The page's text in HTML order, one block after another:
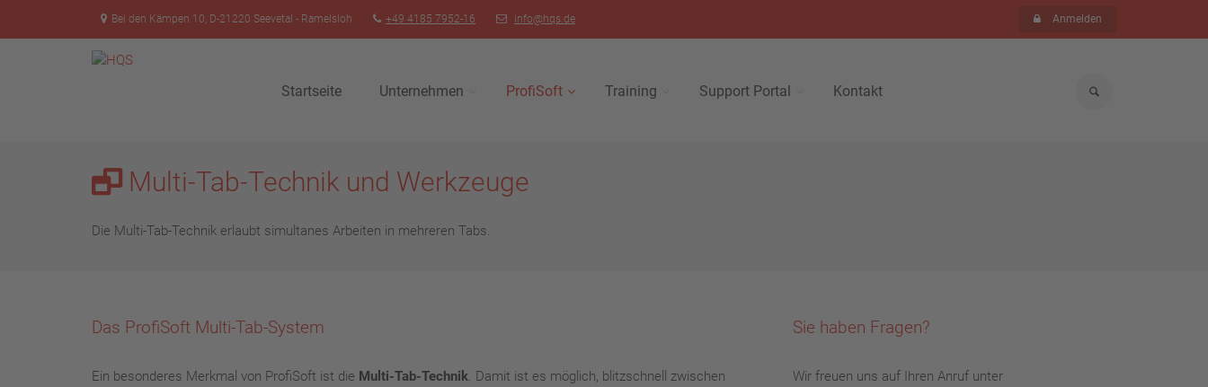
Bei den Kämpen 10, D-21220 Seevetal - Ramelsloh +49 4185 7952-16 info@hqs.de Anmelden
Startseite Unternehmen ProfiSoft Training Support Portal Kontakt
Multi-Tab-Technik und Werkzeuge
Die Multi-Tab-Technik erlaubt simultanes Arbeiten in mehreren Tabs.
Das ProfiSoft Multi-Tab-System
Ein besonderes Merkmal von ProfiSoft ist die Multi-Tab-Technik. Damit ist es möglich, blitzschnell zwischen
Sie haben Fragen?
Wir freuen uns auf Ihren Anruf unter